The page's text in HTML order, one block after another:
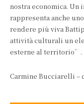
nostra economica.
rappresenta anche
rendere più viva
attività culturali un
esterne al territorio”.
Carmine Bucciarelli –